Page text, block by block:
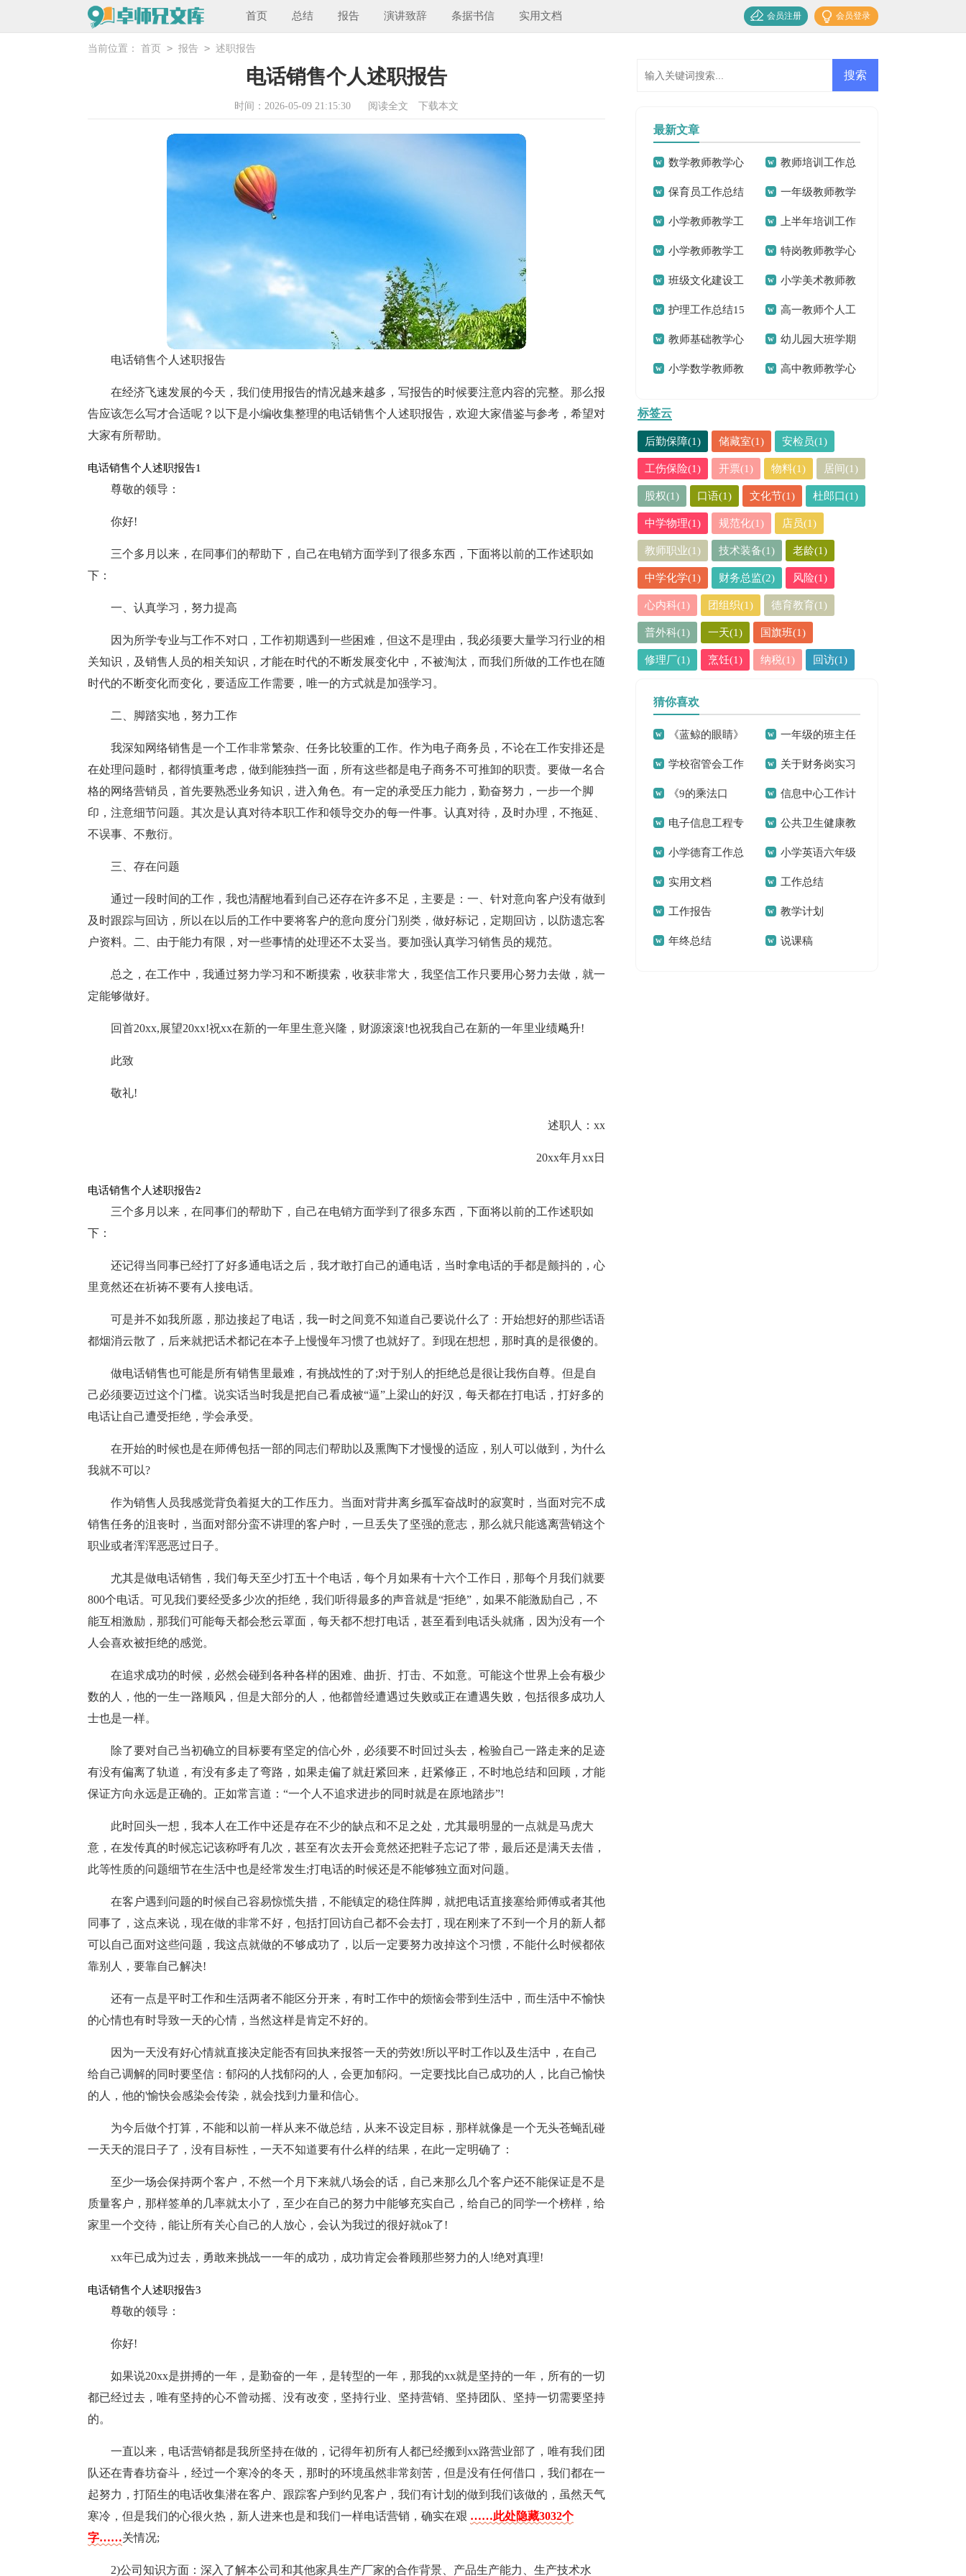
首页 总结 报告 演讲致辞 条据书信 实用文档 会员登录
会员注册
当前位置： 首页 > 报告 > 述职报告
电话销售个人述职报告
时间：2026-05-09 21:15:30 阅读全文 下载本文
电话销售个人述职报告
在经济飞速发展的今天，我们使用报告的情况越来越多，写报告的时候要注意内容的完整。那么报
告应该怎么写才合适呢？以下是小编收集整理的电话销售个人述职报告，欢迎大家借鉴与参考，希望对
大家有所帮助。
电话销售个人述职报告1
尊敬的领导：
你好!
三个多月以来，在同事们的帮助下，自己在电销方面学到了很多东西，下面将以前的工作述职如
下：
一、认真学习，努力提高
因为所学专业与工作不对口，工作初期遇到一些困难，但这不是理由，我必须要大量学习行业的相
关知识，及销售人员的相关知识，才能在时代的不断发展变化中，不被淘汰，而我们所做的工作也在随
时代的不断变化而变化，要适应工作需要，唯一的方式就是加强学习。
二、脚踏实地，努力工作
我深知网络销售是一个工作非常繁杂、任务比较重的工作。作为电子商务员，不论在工作安排还是
在处理问题时，都得慎重考虑，做到能独挡一面，所有这些都是电子商务不可推卸的职责。要做一名合
格的网络营销员，首先要熟悉业务知识，进入角色。有一定的承受压力能力，勤奋努力，一步一个脚
印，注意细节问题。其次是认真对待本职工作和领导交办的每一件事。认真对待，及时办理，不拖延、
不误事、不敷衍。
三、存在问题
通过一段时间的工作，我也清醒地看到自己还存在许多不足，主要是：一、针对意向客户没有做到
及时跟踪与回访，所以在以后的工作中要将客户的意向度分门别类，做好标记，定期回访，以防遗忘客
户资料。二、由于能力有限，对一些事情的处理还不太妥当。要加强认真学习销售员的规范。
总之，在工作中，我通过努力学习和不断摸索，收获非常大，我坚信工作只要用心努力去做，就一
定能够做好。
回首20xx,展望20xx!祝xx在新的一年里生意兴隆，财源滚滚!也祝我自己在新的一年里业绩飚升!
此致
敬礼!
述职人：xx
20xx年月xx日
电话销售个人述职报告2
三个多月以来，在同事们的帮助下，自己在电销方面学到了很多东西，下面将以前的工作述职如
下：
还记得当同事已经打了好多通电话之后，我才敢打自己的通电话，当时拿电话的手都是颤抖的，心
里竟然还在祈祷不要有人接电话。
可是并不如我所愿，那边接起了电话，我一时之间竟不知道自己要说什么了：开始想好的那些话语
都烟消云散了，后来就把话术都记在本子上慢慢年习惯了也就好了。到现在想想，那时真的是很傻的。
做电话销售也可能是所有销售里最难，有挑战性的了;对于别人的拒绝总是很让我伤自尊。但是自
己必须要迈过这个门槛。说实话当时我是把自己看成被“逼”上梁山的好汉，每天都在打电话，打好多的
电话让自己遭受拒绝，学会承受。
在开始的时候也是在师傅包括一部的同志们帮助以及熏陶下才慢慢的适应，别人可以做到，为什么
我就不可以?
作为销售人员我感觉背负着挺大的工作压力。当面对背井离乡孤军奋战时的寂寞时，当面对完不成
销售任务的沮丧时，当面对部分蛮不讲理的客户时，一旦丢失了坚强的意志，那么就只能逃离营销这个
职业或者浑浑恶恶过日子。
尤其是做电话销售，我们每天至少打五十个电话，每个月如果有十六个工作日，那每个月我们就要
800个电话。可见我们要经受多少次的拒绝，我们听得最多的声音就是“拒绝”，如果不能激励自己，不
能互相激励，那我们可能每天都会愁云罩面，每天都不想打电话，甚至看到电话头就痛，因为没有一个
人会喜欢被拒绝的感觉。
在追求成功的时候，必然会碰到各种各样的困难、曲折、打击、不如意。可能这个世界上会有极少
数的人，他的一生一路顺风，但是大部分的人，他都曾经遭遇过失败或正在遭遇失败，包括很多成功人
士也是一样。
除了要对自己当初确立的目标要有坚定的信心外，必须要不时回过头去，检验自己一路走来的足迹
有没有偏离了轨道，有没有多走了弯路，如果走偏了就赶紧回来，赶紧修正，不时地总结和回顾，才能
保证方向永远是正确的。正如常言道：“一个人不追求进步的同时就是在原地踏步”!
此时回头一想，我本人在工作中还是存在不少的缺点和不足之处，尤其最明显的一点就是马虎大
意，在发传真的时候忘记该称呼有几次，甚至有次去开会竟然还把鞋子忘记了带，最后还是满天去借，
此等性质的问题细节在生活中也是经常发生;打电话的时候还是不能够独立面对问题。
在客户遇到问题的时候自己容易惊慌失措，不能镇定的稳住阵脚，就把电话直接塞给师傅或者其他
同事了，这点来说，现在做的非常不好，包括打回访自己都不会去打，现在刚来了不到一个月的新人都
可以自己面对这些问题，我这点就做的不够成功了，以后一定要努力改掉这个习惯，不能什么时候都依
靠别人，要靠自己解决!
还有一点是平时工作和生活两者不能区分开来，有时工作中的烦恼会带到生活中，而生活中不愉快
的心情也有时导致一天的心情，当然这样是肯定不好的。
因为一天没有好心情就直接决定能否有回执来报答一天的劳效!所以平时工作以及生活中，在自己
给自己调解的同时要坚信：郁闷的人找郁闷的人，会更加郁闷。一定要找比自己成功的人，比自己愉快
的人，他的'愉快会感染会传染，就会找到力量和信心。
为今后做个打算，不能和以前一样从来不做总结，从来不设定目标，那样就像是一个无头苍蝇乱碰
一天天的混日子了，没有目标性，一天不知道要有什么样的结果，在此一定明确了：
至少一场会保持两个客户，不然一个月下来就八场会的话，自己来那么几个客户还不能保证是不是
质量客户，那样签单的几率就太小了，至少在自己的努力中能够充实自己，给自己的同学一个榜样，给
家里一个交待，能让所有关心自己的人放心，会认为我过的很好就ok了!
xx年已成为过去，勇敢来挑战一一年的成功，成功肯定会眷顾那些努力的人!绝对真理!
电话销售个人述职报告3
尊敬的领导：
你好!
如果说20xx是拼搏的一年，是勤奋的一年，是转型的一年，那我的xx就是坚持的一年，所有的一切
都已经过去，唯有坚持的心不曾动摇、没有改变，坚持行业、坚持营销、坚持团队、坚持一切需要坚持
的。
一直以来，电话营销都是我所坚持在做的，记得年初所有人都已经搬到xx路营业部了，唯有我们团
队还在青春坊奋斗，经过一个寒冷的冬天，那时的环境虽然非常刻苦，但是没有任何借口，我们都在一
起努力，打陌生的电话收集潜在客户、跟踪客户到约见客户，我们有计划的做到我们该做的，虽然天气
寒冷，但是我们的心很火热，新人进来也是和我们一样电话营销，确实在艰 ……此处隐藏3032个
字……关情况;
2)公司知识方面：深入了解本公司和其他家具生产厂家的合作背景、产品生产能力、生产技术水
最新文章
数学教师教学心
得体会(15篇)
教师培训工作总
结
保育员工作总结
(汇编15篇)
一年级教师教学
工作总结
小学教师教学工
作总结(15篇)
上半年培训工作
总结
小学教师教学工
作总结15篇
特岗教师教学心
得体会
班级文化建设工
作总结
小学美术教师教
学工作总结11篇
护理工作总结15
篇
高一教师个人工
作总结
教师基础教学心
得
幼儿园大班学期
工作总结15篇
小学数学教师教 高中教师教学心
标签云
后勤保障(1) 储藏室(1) 安检员(1)
工伤保险(1) 开票(1) 物料(1) 居间(1)
股权(1) 口语(1) 文化节(1) 杜郎口(1)
中学物理(1) 规范化(1) 店员(1)
教师职业(1) 技术装备(1) 老龄(1)
中学化学(1) 财务总监(2) 风险(1)
心内科(1) 团组织(1) 德育教育(1)
普外科(1) 一天(1) 国旗班(1)
修理厂(1) 烹饪(1) 纳税(1) 回访(1)
猜你喜欢
《蓝鲸的眼睛》
读后感(汇编15篇)
一年级的班主任
家长会发言稿
学校宿管会工作
计划
关于财务岗实习
报告范文合集八篇
《9的乘法口
诀》二年级数学教
学反思
信息中心工作计
划16篇
电子信息工程专
业自荐信
公共卫生健康教
育工作总结
小学德育工作总
结2篇
小学英语六年级
上册教学反思
实用文档 工作总结
工作报告 教学计划
年终总结 说课稿